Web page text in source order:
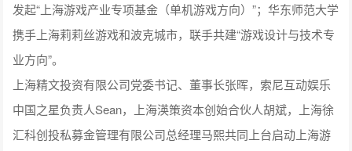
发起“上海游戏产业专项基金（单机游戏方向）”；华东师范大学
携手上海莉莉丝游戏和波克城市，联手共建“游戏设计与技术专
业方向”。
上海精文投资有限公司党委书记、董事长张晖，索尼互动娱乐
中国之星负责人Sean，上海渶策资本创始合伙人胡斌，上海徐
汇科创投私募金管理有限公司总经理马熙共同上台启动上海游